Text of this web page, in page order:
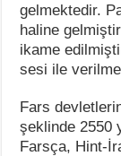
gelmektedir.
haline
ikame
sesi ile
Fars
şeklinde 2550
Farsça, Hint-